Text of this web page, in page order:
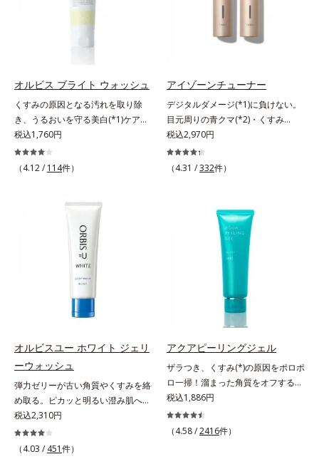
ぐ（ウォッシュ除く）*2 オルビス
内スキンケアシリーズの保湿力*3
るおいによる*5 乾燥、ハリ・ツヤ
ロニセラカエルレア果汁、ノバラエ
明感に満ちた肌へ導く保湿成分*9
メマツヨイグサ抽出液、スイカズラ
エキス配合＝角層のすみずみまで水
分・油分を保ち、ハリ・ツヤを与え
る保湿成分*10 気持ちのこと各商品
ださい。・BEAUTY夏祭りは、こち
なさなどの「面」での透明感を阻害
する原因を引き起こしていることが
ライト シリーズは「メラニンにじ
C(*8)」を採用。肌奥(*6)まで浸透
ラニンの生成を食い止めます。また
オルビス独自成分の「ブライトVC
コンプレックス(*9)」が、透明感を
阻害する原因(*10)にアプローチし
ます。さらに肌表面のなめらかさや
に、肌荒れ防止有効成分と速効性と
持続性、2種の保湿成分も配合し、
透明感を包括的にサポート。全方位
ケアのアプローチによって、肌本来
の輝きを生かして澄み渡る、輝き透
明肌を叶えます。L＝さっぱりタイ
タイプ（普通肌～乾性肌）*1 γ－グ
ルタミン酸ポリペプチド、２－メタ
コリン・メタクリル酸ブチル共重合
体液*2 メラニンの生成を抑え、シ
ミ・ソバカスを防ぐ*3 日本化粧品
業界で初めてメラニンの第三のルー
トに着目し、日本放射線影響学会第
表したこと*4 うるおいにより透明
感のある肌*5 うるおいによる*6 メ
「面」での透明感を阻害する原因を
引き起こしていることがわかりまし
た。そこでオルビス ブライト シリ
ーズは「メラニンにじみ」に着目し
用。肌奥(*6)まで浸透し、シミやソ
バカスの原因となるメラニンの生成
を食い止めます。またオルビス独自
成分の「ブライトVCコンプレック
ス(*8)」が、透明感を阻害する原因
(*9)にアプローチします。さらに肌
表面のなめらかさやみずみずしさを
湿成分も配合し、透明感を包括的に
サポート。全方位ケアのアプローチ
によって、肌本来の輝きを生かして
澄み渡る、輝き透明肌を叶えます。
L＝さっぱりタイプ（脂性肌～普通
肌）M＝しっとりタイプ（普通肌～
乾性肌）*1 シミ・ソバカスが肌表
面にあらわれること*2 メラニンの
*3 うるおいにより透明感のある肌
*4 日本化粧品業界で初めてメラニ
ンの第三のルートに着目し、日本放
射線影響学会第53回大会で2010年
おいによる*6 メラノサイトまで*7
L-アスコルビン酸 2-グルコシド*8
オルビス ブライト ウォッシュ
くすみの原因となる汚れを取り除
き、うるおいを守る美白(*1)ケアシ
リーズの洗顔料。業界初(*2)知見
「メラニンの第三のルート」である
「横のひろがり」に着目して、全方
てしまった紫外線ダメージをきっか
けに、肌深く(*5)では「メラニンに
じみ(*6)」が発現。シミやそばかす
という「点」だけでなく、透明感の
なさなどの「面」での透明感を阻害
する原因を引き起こしていることが
わかりました。そこでオルビス ブ
ライト シリーズは「メラニンにじ
C(*7)」を採用。肌奥(*5)まで浸透
し、シミやソバカスの原因となるメ
ラニンの生成を食い止めます。また
オルビス独自成分の「ブライトVC
コンプレックス(*8)」が、透明感を
阻害する原因(*9)にアプローチしま
す。さらに肌表面のなめらかさやみ
ずみずしさをサポートするために、
税込1,760円
（4.12 / 114件）
アイゾーンチューナー
デジタルダメージ(*1)に負けない。
目元周りの青クマ(*2)・くすみ
(*3)・乾燥をケアする目元用スティ
ック状美容液。目元周りにあらわれ
る青クマ(*2)・くすみ(*3)・乾燥
放せない存在となったPCやスマー
トフォンなどのデジタルデバイス。
その液晶画面が発するブルーライト
を浴び続けると、目元周りには青ク
マ・くすみ・乾燥が……。そこでデ
ジタルダメージの根本原因に着目
し、目元スッキリ(*4)・くすみケ
ア・ハイライト効果と、1本で3つの
機能を兼ね備えた目元用美容液を開
発しました。保湿成分×マッサージ
乾燥をケアして目元スッキリ。さら
にワイルドタイムエキス(*5)が肌の
キメを整え、ブライトニングフィル
ター(*6)が光をコントロールして目
元のくすみを払い、透明感のある目
税込2,970円
（4.31 /332件）
オルビスユー ホワイト ジェリ
ーウォッシュ
弾力ゼリーが古い角質やくすみを絡
め取る。ピカッと明るい澄み肌へ。
若々しく透明感のある美肌を構成す
る要素と、年齢肌(*1)のメラニン生
成にアプローチして、明るくなめら
税込2,310円
（4.03 / 451件）
アクアピーリングジェル
ザラつき、くすみ(*)の原因をポロポ
ロ一掃！溜まった角質をオフするピ
ーリングジェル。ミネラル豊富な水
80％とアンズ果汁で保湿効果も。化
粧のりの悪さやくすみなどを、一気
税込1,886円
（4.58 /2416件）